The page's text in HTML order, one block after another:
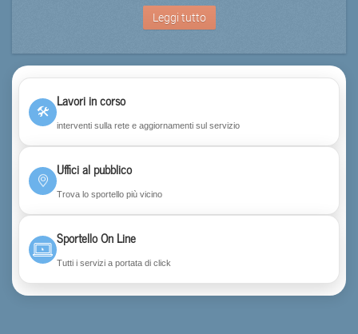
Leggi tutto
🛠
Lavori in corso
interventi sulla rete e aggiornamenti sul servizio
Uffici al pubblico
Trova lo sportello più vicino
Sportello On Line
Tutti i servizi a portata di click